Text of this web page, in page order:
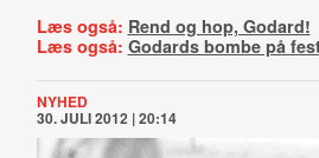
Læs også: Rend og hop, Godard!
Læs også: Godards bombe på
NYHED
30. JULI 2012 | 20:14